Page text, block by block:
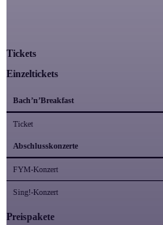
Tickets
Einzeltickets
Bach’n’Breakfast
Ticket
Abschlusskonzerte
FYM-Konzert
Sing!-Konzert
Preispakete